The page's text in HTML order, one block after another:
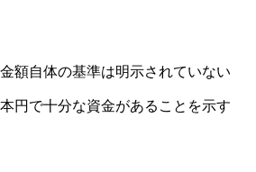
額自体の基準は明示されていない
円で十分な資金があることを示す